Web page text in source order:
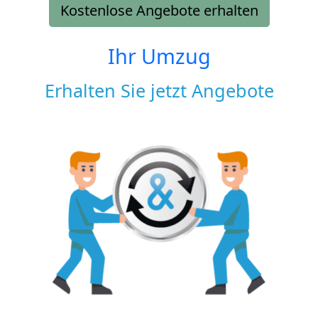
Kostenlose Angebote erhalten
Ihr Umzug
Erhalten Sie jetzt Angebote